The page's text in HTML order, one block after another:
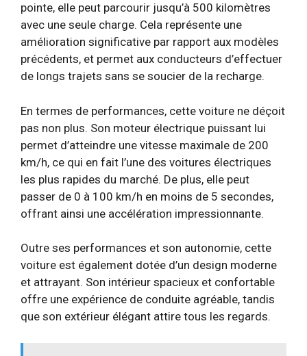
pointe, elle peut parcourir jusqu’à 500 kilomètres
avec une seule charge. Cela représente une
amélioration significative par rapport aux modèles
précédents, et permet aux conducteurs d’effectuer
de longs trajets sans se soucier de la recharge.
En termes de performances, cette voiture ne déçoit
pas non plus. Son moteur électrique puissant lui
permet d’atteindre une vitesse maximale de 200
km/h, ce qui en fait l’une des voitures électriques
les plus rapides du marché. De plus, elle peut
passer de 0 à 100 km/h en moins de 5 secondes,
offrant ainsi une accélération impressionnante.
Outre ses performances et son autonomie, cette
voiture est également dotée d’un design moderne
et attrayant. Son intérieur spacieux et confortable
offre une expérience de conduite agréable, tandis
que son extérieur élégant attire tous les regards.